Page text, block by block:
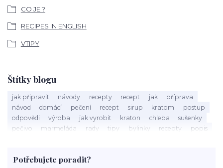
CO JE ?
RECIPES IN ENGLISH
VTIPY
Štítky blogu
jak připravit návody recepty recept jak
příprava
návod
domácí pečení recept sirup kratom
postup
odpovědi
výroba jak vyrobit kraton chleba
sušenky
pečivo
marmeláda rady tipy bylinky recepty
popis
rohlíky
grilování čaj
Potřebujete poradit?